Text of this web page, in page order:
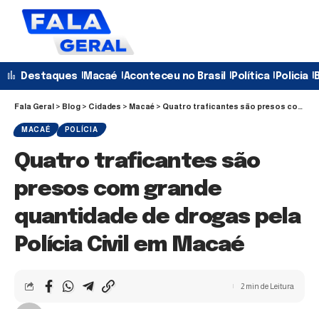
Destaques Macaé Aconteceu no Brasil Política Policia
Fala Geral > Blog > Cidades > Macaé > Quatro traficantes são presos com grande quantidade de drogas pela Polícia Civil em Macaé
MACAÉ POLÍCIA
Quatro traficantes são
presos com grande
quantidade de drogas pela
Polícia Civil em Macaé
2 min de Leitura